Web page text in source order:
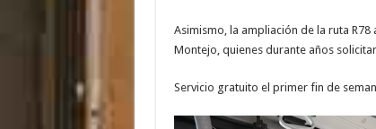
Asimismo, la ampliación de la ruta
Montejo, quienes durante años
Servicio gratuito el primer fin de